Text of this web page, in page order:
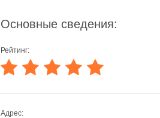
Основные сведения:
Рейтинг:
Адрес: